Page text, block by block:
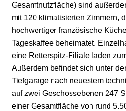
Gesamtnutzfläche) sind
mit 120 klimatisierten Zimmern,
hochwertiger französische
Tageskaffee beheimatet.
eine Retterspitz-Filiale laden
Außerdem befindet sich unter
Tiefgarage nach neuestem
auf zwei Geschossebenen 247
einer Gesamtfläche von rund